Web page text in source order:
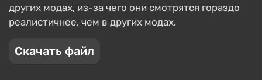
других модах, из-за чего они смотрятся гораздо
реалистичнее, чем в других модах.
Скачать файл